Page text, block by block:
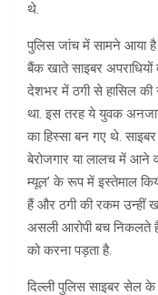
थे.
पुलिस जांच में सामने आया
बैंक खाते साइबर
देशभर में ठगी से हासिल
था. इस तरह ये युवक अनजाने
का हिस्सा बन गए थे.
बेरोजगार या लालच में आने
म्यूल’ के रूप में इस्तेमाल
हैं और ठगी की रकम उन्हीं
असली आरोपी बच निकलते
को करना पड़ता है.
दिल्ली पुलिस साइबर सेल